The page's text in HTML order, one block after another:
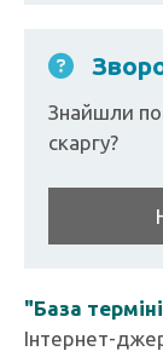
Знайшли
скаргу?
"База
Інтернет-